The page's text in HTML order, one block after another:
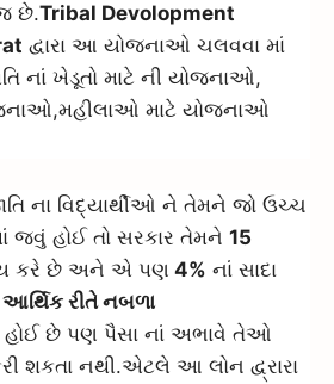
છે.Tribal Devolopment
દ્વારા આ યોજનાઓ ચલવવા માં
નાં ખેડૂતો માટે ની યોજનાઓ,
માટે યોજનાઓ
ના વિદ્યાર્થીઓ ને તેમને જો ઉચ્ચ
જવું હોઈ તો સરકાર તેમને 15
કરે છે અને એ પણ 4% નાં સાદા
આર્થિક રીતે નબળા
હોઈ છે પણ પૈસા નાં અભાવે તેઓ
શકતા નથી.એટલે આ લોન દ્વ્રારા